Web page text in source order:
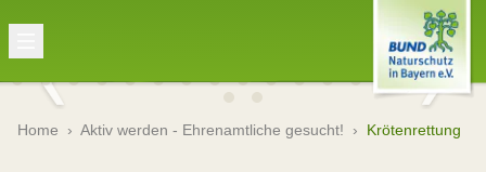
Home › Aktiv werden - Ehrenamtliche gesucht! › Krötenrettung